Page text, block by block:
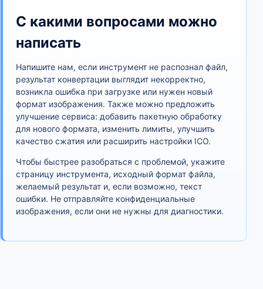
С какими вопросами можно
написать
Напишите нам, если инструмент не распознал файл,
результат конвертации выглядит некорректно,
возникла ошибка при загрузке или нужен новый
формат изображения. Также можно предложить
улучшение сервиса: добавить пакетную обработку
для нового формата, изменить лимиты, улучшить
качество сжатия или расширить настройки ICO.
Чтобы быстрее разобраться с проблемой, укажите
страницу инструмента, исходный формат файла,
желаемый результат и, если возможно, текст
ошибки. Не отправляйте конфиденциальные
изображения, если они не нужны для диагностики.